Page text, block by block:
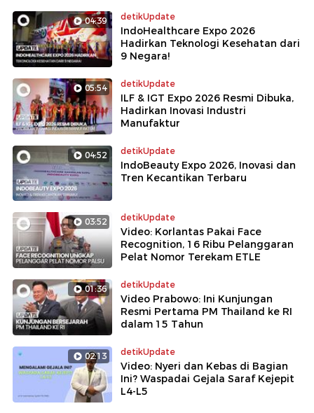
04:39 detikUpdate
IndoHealthcare Expo 2026
Hadirkan Teknologi Kesehatan dari
9 Negara!
05:54 detikUpdate
ILF & IGT Expo 2026 Resmi Dibuka,
Hadirkan Inovasi Industri
Manufaktur
04:52 detikUpdate
IndoBeauty Expo 2026, Inovasi dan
Tren Kecantikan Terbaru
03:52 detikUpdate
Video: Korlantas Pakai Face
Recognition, 16 Ribu Pelanggaran
Pelat Nomor Terekam ETLE
01:36 detikUpdate
Video Prabowo: Ini Kunjungan
Resmi Pertama PM Thailand ke RI
dalam 15 Tahun
02:13 detikUpdate
Video: Nyeri dan Kebas di Bagian
Ini? Waspadai Gejala Saraf Kejepit
L4-L5